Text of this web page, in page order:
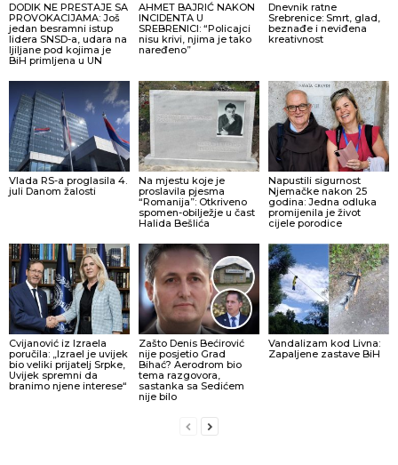
DODIK NE PRESTAJE SA
PROVOKACIJAMA: Još
jedan besramni istup
lidera SNSD-a, udara na
ljiljane pod kojima je
BiH primljena u UN
AHMET BAJRIĆ NAKON
INCIDENTA U
SREBRENICI: “Policajci
nisu krivi, njima je tako
naređeno”
Dnevnik ratne
Srebrenice: Smrt, glad,
beznađe i neviđena
kreativnost
Vlada RS-a proglasila 4.
juli Danom žalosti
Na mjestu koje je
proslavila pjesma
“Romanija”: Otkriveno
spomen-obilježje u čast
Halida Bešlića
Napustili sigurnost
Njemačke nakon 25
godina: Jedna odluka
promijenila je život
cijele porodice
Cvijanović iz Izraela
poručila: „Izrael je uvijek
bio veliki prijatelj Srpke,
Uvijek spremni da
branimo njene interese“
Zašto Denis Bećirović
nije posjetio Grad
Bihać? Aerodrom bio
tema razgovora,
sastanka sa Sedićem
nije bilo
Vandalizam kod Livna:
Zapaljene zastave BiH